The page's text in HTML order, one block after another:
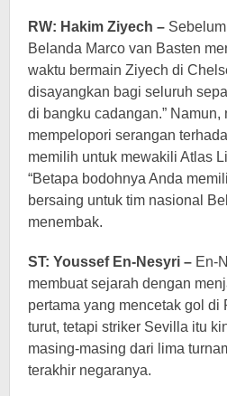
RW: Hakim Ziyech –
Belanda Marco van Basten
waktu bermain Ziyech di
disayangkan bagi seluruh
di bangku cadangan.” Namun,
mempelopori serangan
memilih untuk mewakili Atlas
“Betapa bodohnya Anda
bersaing untuk tim nasional
menembak.
ST: Youssef En-Nesyri – En-
membuat sejarah dengan
pertama yang mencetak gol di
turut, tetapi striker Sevilla itu
masing-masing dari lima
terakhir negaranya.